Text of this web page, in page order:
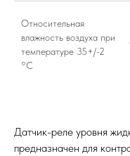
Относительная
влажность воздуха при
температуре 35+/-2
°С
Датчик-реле уровня
предназначен для